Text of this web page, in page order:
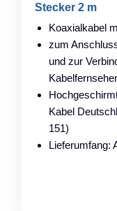
Stecker 2 m
Koaxialkabel
zum
und zur
Kabel
151)
Lieferumfang: